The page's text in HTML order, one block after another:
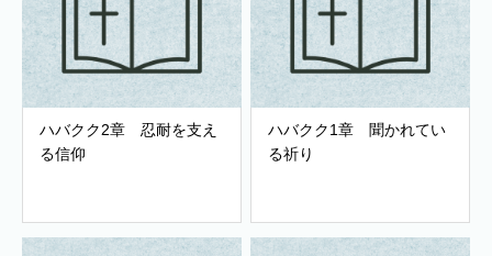
ハバクク2章 忍耐を支え
る信仰
ハバクク1章 聞かれてい
る祈り